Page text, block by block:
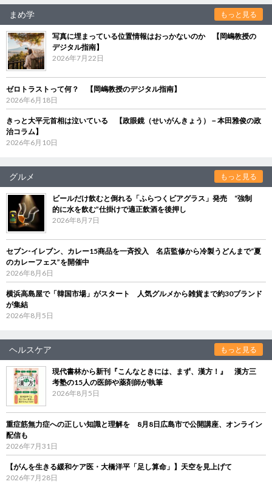
まめ学 もっと見る
写真に埋まっている位置情報はおっかないのか 【岡嶋教授の
デジタル指南】
2026年7月22日
ゼロトラストって何？ 【岡嶋教授のデジタル指南】
2026年6月18日
きっと大平元首相は泣いている 【政眼鏡（せいがんきょう）－本田雅俊の政
治コラム】
2026年6月10日
グルメ もっと見る
ビールだけ飲むと倒れる「ふらつくビアグラス」発売 “強制
的に水を飲む”仕掛けで適正飲酒を後押し
2026年8月7日
セブン‐イレブン、カレー15商品を一斉投入 名店監修から冷製うどんまで“夏
のカレーフェス”を開催中
2026年8月6日
横浜高島屋で「韓国市場」がスタート 人気グルメから雑貨まで約30ブランド
が集結
2026年8月5日
ヘルスケア もっと見る
現代書林から新刊『こんなときには、まず、漢方！』 漢方三
考塾の15人の医師や薬剤師が執筆
2026年8月5日
重症筋無力症への正しい知識と理解を 8月8日広島市で公開講座、オンライン
配信も
2026年7月31日
【がんを生きる緩和ケア医・大橋洋平「足し算命」】天空を見上げて
2026年7月28日